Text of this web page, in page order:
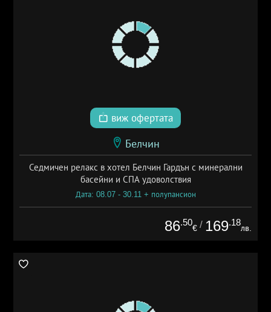
виж офертата
Белчин
Седмичен релакс в хотел Белчин Гардън с минерални
басейни и СПА удоволствия
Дата: 08.07 - 30.11 + полупансион
86.50
€ / 169.18
лв.